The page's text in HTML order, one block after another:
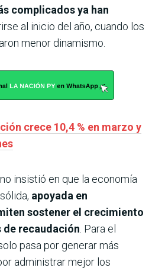
complicados ya han
al inicio del año, cuando los
menor dinamismo.
crece 10,4 % en marzo y
insistió en que la economía
apoyada en
sostener el crecimiento
de recaudación . Para el
pasa por generar más
administrar mejor los